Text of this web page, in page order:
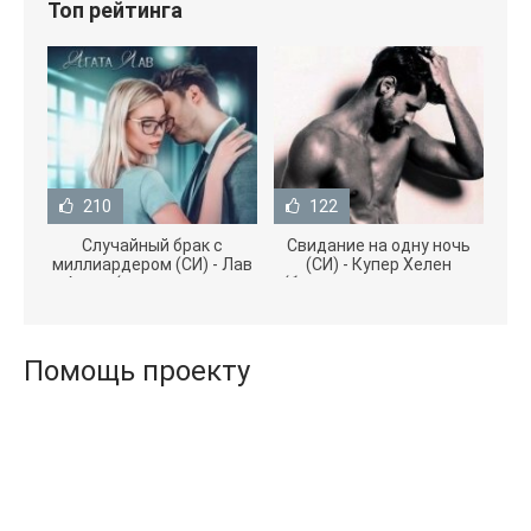
Топ рейтинга
210
Случайный брак с
миллиардером (СИ) - Лав
Агата (полная версия
122
Свидание на одну ночь
(СИ) - Купер Хелен
(бесплатные серии книг
Помощь проекту